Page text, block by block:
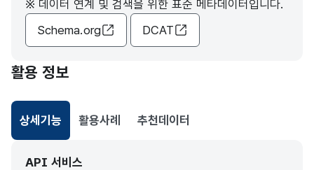
※ 데이터 연계 및 검색을 위한 표준 메타데이터입니다.
Schema.org
DCAT
활용 정보
상세기능
선택됨
활용사례 추천데이터
API 서비스